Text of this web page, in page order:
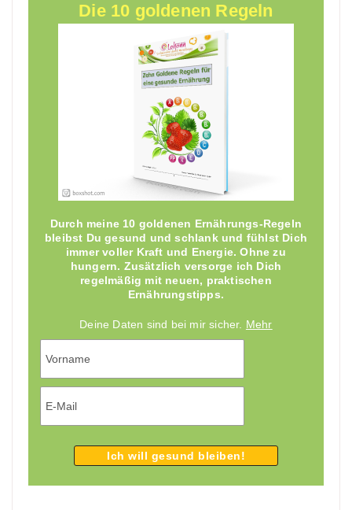
Die 10 goldenen Regeln
Durch meine 10 goldenen Ernährungs-Regeln
bleibst Du gesund und schlank und fühlst Dich
immer voller Kraft und Energie. Ohne zu
hungern. Zusätzlich versorge ich Dich
regelmäßig mit neuen, praktischen
Ernährungstipps.
Deine Daten sind bei mir sicher. Mehr